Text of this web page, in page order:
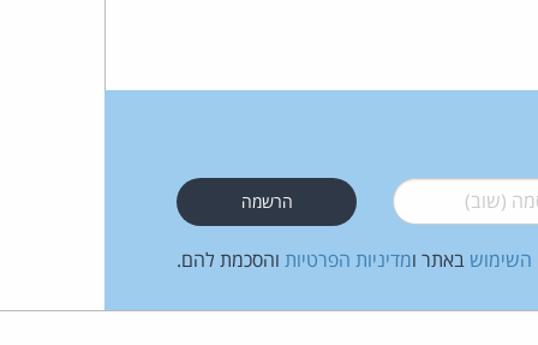
(שוב)*
השימוש באתר ומדיניות הפרטיות והסכמת להם.